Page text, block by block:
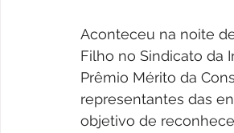
Aconteceu na noite
Filho no Sindicato da
Prêmio Mérito da
representantes das
objetivo de